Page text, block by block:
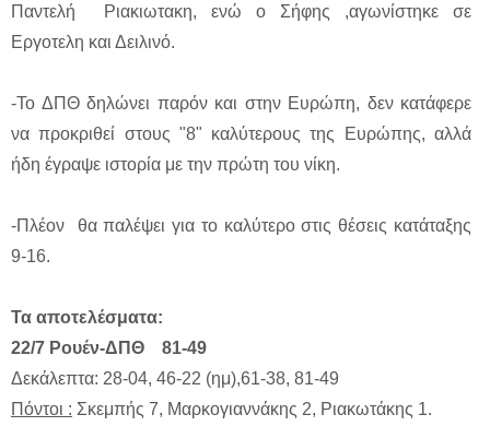
Παντελή Ριακιωτακη, ενώ ο Σήφης ,αγωνίστηκε σε
Εργοτελη και Δειλινό.
-Το ΔΠΘ δηλώνει παρόν και στην Ευρώπη, δεν κατάφερε
να προκριθεί στους "8" καλύτερους της Ευρώπης, αλλά
ήδη έγραψε ιστορία με την πρώτη του νίκη.
-Πλέον θα παλέψει για το καλύτερο στις θέσεις κατάταξης
9-16.
Τα αποτελέσματα:
22/7 Ρουέν-ΔΠΘ 81-49
Δεκάλεπτα: 28-04, 46-22 (ημ),61-38, 81-49
Πόντοι : Σκεμπής 7, Μαρκογιαννάκης 2, Ριακωτάκης 1.